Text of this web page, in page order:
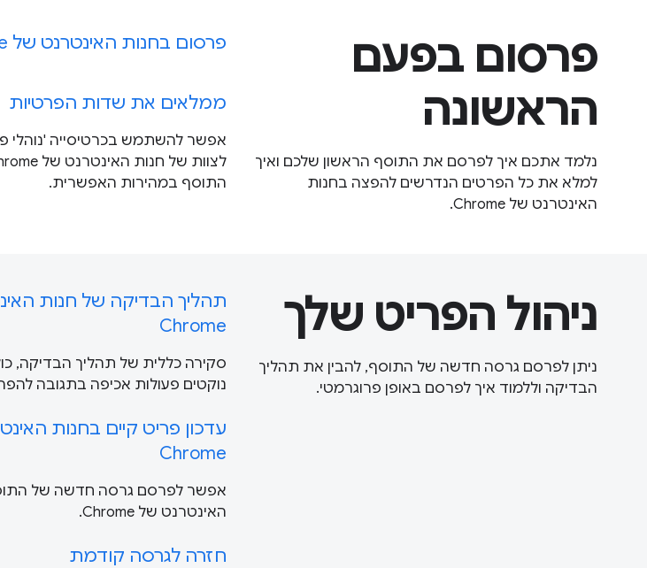
פרסום בפעם
הראשונה
נלמד אתכם איך לפרסם את התוסף הראשון שלכם ואיך
למלא את כל הפרטים הנדרשים להפצה בחנות
האינטרנט של Chrome.
פרסום בחנות האינטרנט של Chrome
ממלאים את שדות הפרטיות
אפשר להשתמש בכרטיסייה 'נוהלי
התוסף במהירות האפשרית.
ניהול הפריט שלך
ניתן לפרסם גרסה חדשה של התוסף, להבין את תהליך
הבדיקה וללמוד איך לפרסם באופן פרוגרמטי.
תהליך הבדיקה של חנות
Chrome
סקירה כללית של תהליך הבדיקה,
נוקטים פעולות אכיפה בתגובה
עדכון פריט קיים בחנות
Chrome
אפשר לפרסם גרסה חדשה של
האינטרנט של Chrome.
חזרה לגרסה קודמת